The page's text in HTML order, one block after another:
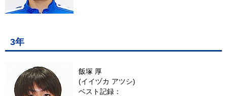
3年
飯塚 厚
(イイヅカ アツシ)
ベスト記録：